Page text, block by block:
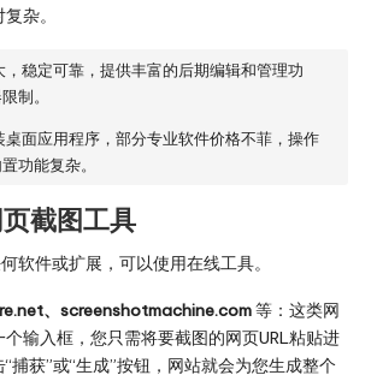
杂。
，稳定可靠，提供丰富的后期编辑和管理功
制。
桌面应用程序，部分专业软件价格不菲，操作
功能复杂。
截图工具
软件或扩展，可以使用在线工具。
、screenshotmachine.com等：这类网
输入框，您只需将要截图的网页URL粘贴进
捕获”或“生成”按钮，网站就会为您生成整个